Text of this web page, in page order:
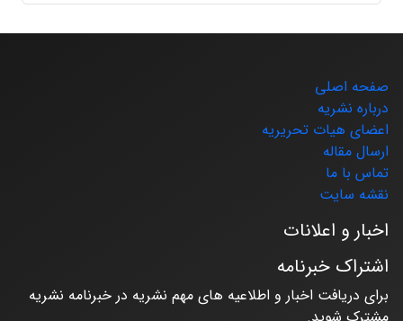
صفحه اصلی
درباره نشریه
اعضای هیات تحریریه
ارسال مقاله
تماس با ما
نقشه سایت
اخبار و اعلانات
اشتراک خبرنامه
برای دریافت اخبار و اطلاعیه های مهم نشریه در خبرنامه نشریه